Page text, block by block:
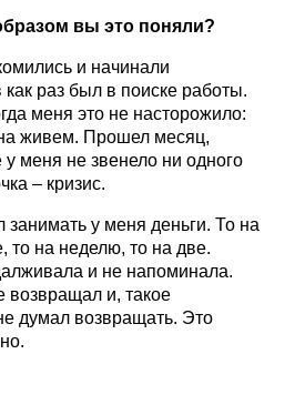
вы это поняли?
и начинали
как раз был в поиске работы.
меня это не насторожило:
живем. Прошел месяц,
у меня не звенело ни одного
– кризис.
занимать у меня деньги. То на
то на неделю, то на две.
и не напоминала.
возвращал и, такое
думал возвращать. Это